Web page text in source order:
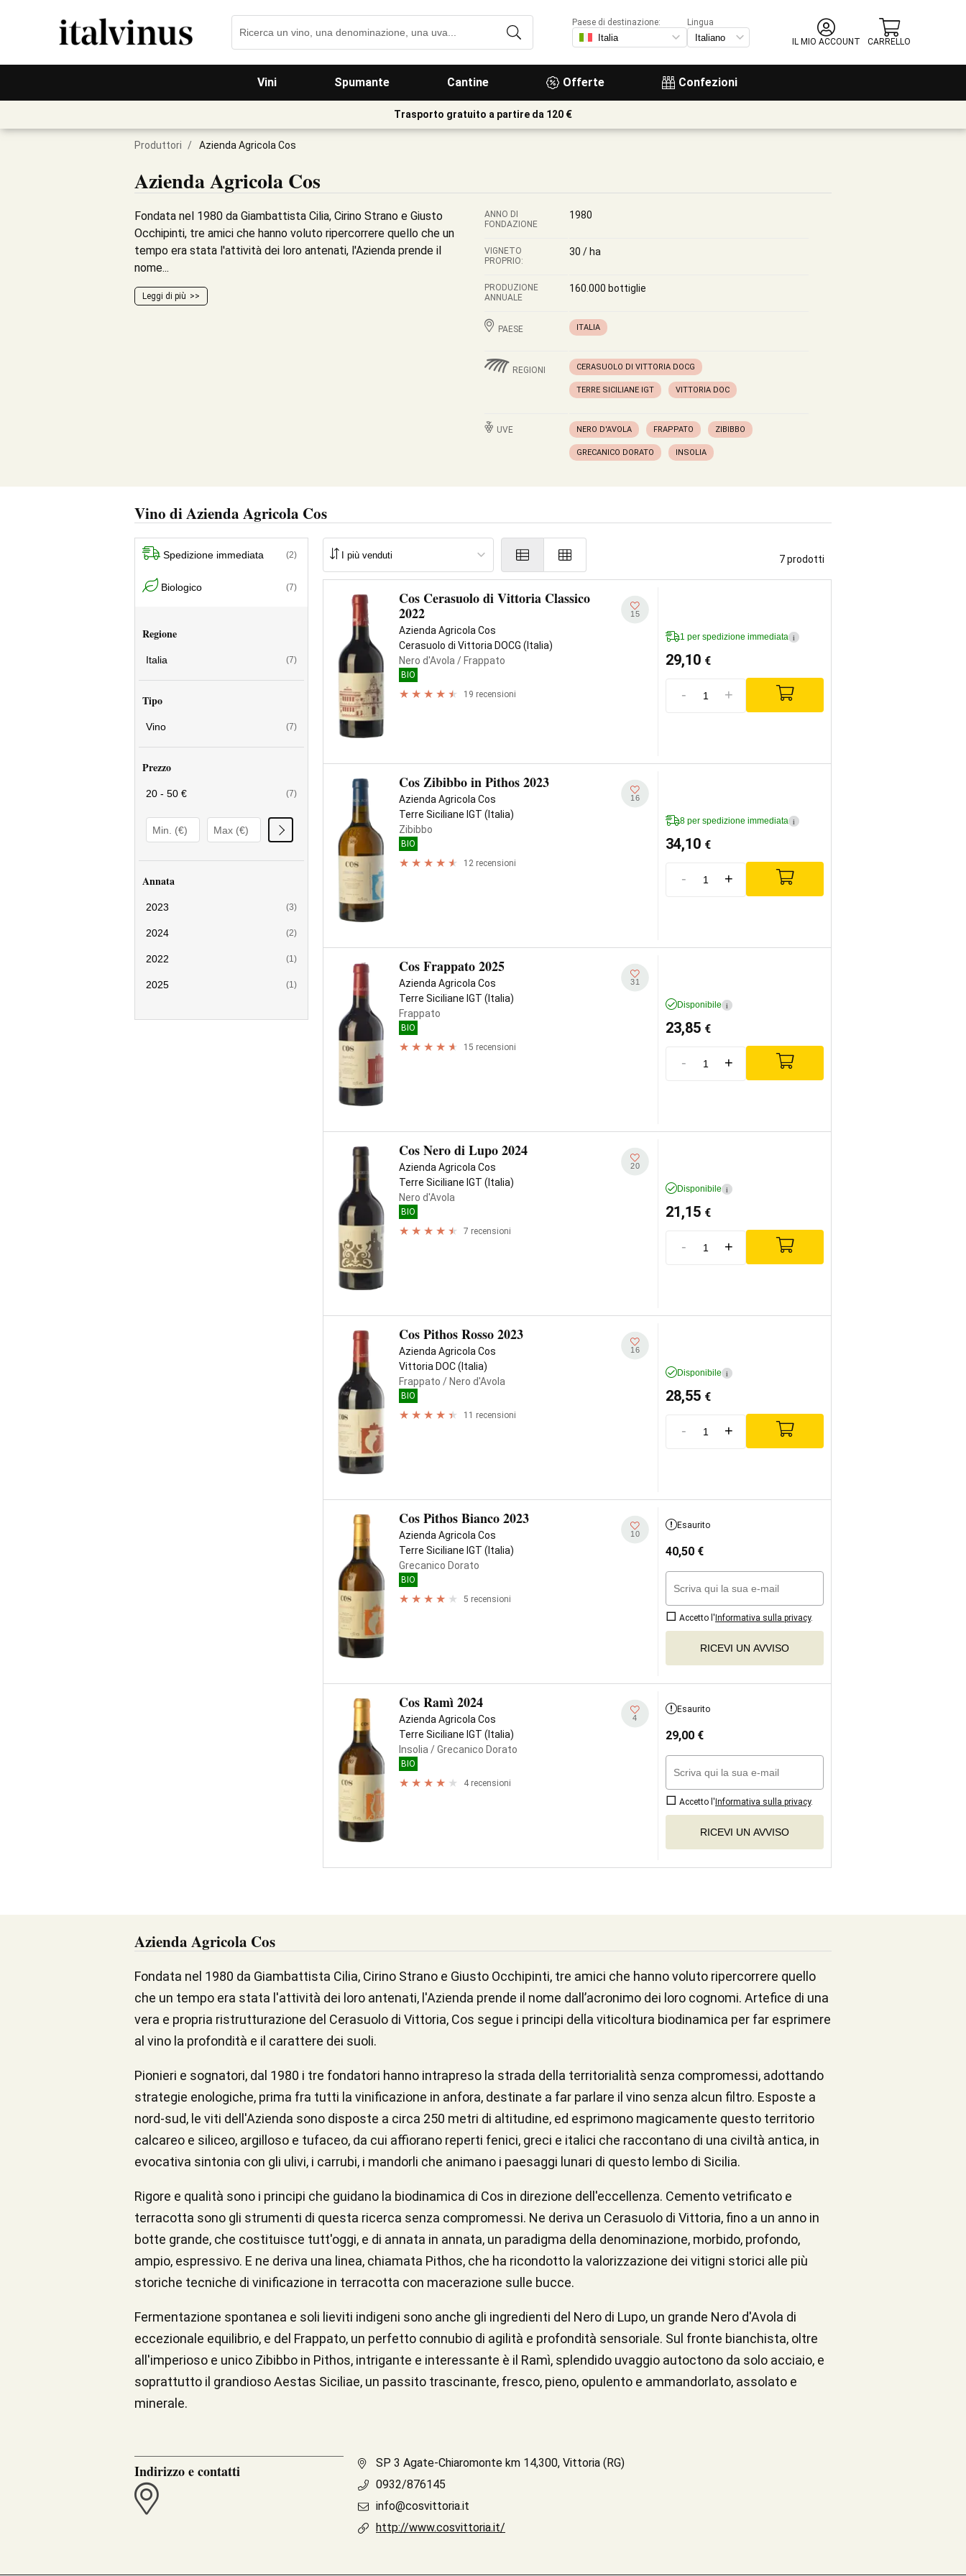
Vini Spumante Cantine Offerte Confezioni
Paese di destinazione:
Lingua
IL MIO ACCOUNT
CARRELLO
Trasporto gratuito a partire da 120 €
Produttori / Azienda Agricola Cos
Azienda Agricola Cos
Fondata nel 1980 da Giambattista Cilia, Cirino Strano e Giusto
Occhipinti, tre amici che hanno voluto ripercorrere quello che un
tempo era stata l'attività dei loro antenati, l'Azienda prende il
nome...
Leggi di più
ANNO DI
FONDAZIONE
1980
VIGNETO
PROPRIO:
30 / ha
PRODUZIONE
ANNUALE
160.000 bottiglie
PAESE ITALIA
REGIONI CERASUOLO DI VITTORIA DOCG
TERRE SICILIANE IGT VITTORIA DOC
UVE NERO D'AVOLA FRAPPATO ZIBIBBO
GRECANICO DORATO INSOLIA
Vino di Azienda Agricola Cos
Spedizione immediata (2)
Biologico (7)
Regione
Italia (7)
Tipo
Vino (7)
Prezzo
20 - 50 € (7)
Annata
2023 (3)
2024 (2)
2022 (1)
2025 (1)
7 prodotti
Cos Cerasuolo di Vittoria Classico
2022
Azienda Agricola Cos
Cerasuolo di Vittoria DOCG (Italia)
Nero d'Avola / Frappato
BIO
19 recensioni
15
1 per spedizione immediata i
29,10 €
- +
Cos Zibibbo in Pithos 2023
Azienda Agricola Cos
Terre Siciliane IGT (Italia)
Zibibbo
BIO
12 recensioni
16
8 per spedizione immediata i
34,10 €
- +
Cos Frappato 2025
Azienda Agricola Cos
Terre Siciliane IGT (Italia)
Frappato
BIO
15 recensioni
31
Disponibile i
23,85 €
- +
Cos Nero di Lupo 2024
Azienda Agricola Cos
Terre Siciliane IGT (Italia)
Nero d'Avola
BIO
7 recensioni
20
Disponibile i
21,15 €
- +
Cos Pithos Rosso 2023
Azienda Agricola Cos
Vittoria DOC (Italia)
Frappato / Nero d'Avola
BIO
11 recensioni
16
Disponibile i
28,55 €
- +
Cos Pithos Bianco 2023
Azienda Agricola Cos
Terre Siciliane IGT (Italia)
Grecanico Dorato
BIO
5 recensioni
10
Esaurito
40,50 €
Accetto l'Informativa sulla privacy.
RICEVI UN AVVISO
Cos Ramì 2024
Azienda Agricola Cos
Terre Siciliane IGT (Italia)
Insolia / Grecanico Dorato
BIO
4 recensioni
4
Esaurito
29,00 €
Accetto l'Informativa sulla privacy.
RICEVI UN AVVISO
Azienda Agricola Cos
Fondata nel 1980 da Giambattista Cilia, Cirino Strano e Giusto Occhipinti, tre amici che hanno voluto ripercorrere quello
che un tempo era stata l'attività dei loro antenati, l'Azienda prende il nome dall’acronimo dei loro cognomi. Artefice di una
vera e propria ristrutturazione del Cerasuolo di Vittoria, Cos segue i principi della viticoltura biodinamica per far esprimere
al vino la profondità e il carattere dei suoli.
Pionieri e sognatori, dal 1980 i tre fondatori hanno intrapreso la strada della territorialità senza compromessi, adottando
strategie enologiche, prima fra tutti la vinificazione in anfora, destinate a far parlare il vino senza alcun filtro. Esposte a
nord-sud, le viti dell'Azienda sono disposte a circa 250 metri di altitudine, ed esprimono magicamente questo territorio
calcareo e siliceo, argilloso e tufaceo, da cui affiorano reperti fenici, greci e italici che raccontano di una civiltà antica, in
evocativa sintonia con gli ulivi, i carrubi, i mandorli che animano i paesaggi lunari di questo lembo di Sicilia.
Rigore e qualità sono i principi che guidano la biodinamica di Cos in direzione dell'eccellenza. Cemento vetrificato e
terracotta sono gli strumenti di questa ricerca senza compromessi. Ne deriva un Cerasuolo di Vittoria, fino a un anno in
botte grande, che costituisce tutt'oggi, e di annata in annata, un paradigma della denominazione, morbido, profondo,
ampio, espressivo. E ne deriva una linea, chiamata Pithos, che ha ricondotto la valorizzazione dei vitigni storici alle più
storiche tecniche di vinificazione in terracotta con macerazione sulle bucce.
Fermentazione spontanea e soli lieviti indigeni sono anche gli ingredienti del Nero di Lupo, un grande Nero d'Avola di
eccezionale equilibrio, e del Frappato, un perfetto connubio di agilità e profondità sensoriale. Sul fronte bianchista, oltre
all'imperioso e unico Zibibbo in Pithos, intrigante e interessante è il Ramì, splendido uvaggio autoctono da solo acciaio, e
soprattutto il grandioso Aestas Siciliae, un passito trascinante, fresco, pieno, opulento e ammandorlato, assolato e
minerale.
Indirizzo e contatti
SP 3 Agate-Chiaromonte km 14,300, Vittoria (RG)
0932/876145
info@cosvittoria.it
http://www.cosvittoria.it/